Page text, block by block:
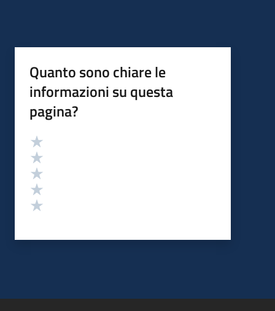
Quanto sono chiare le
informazioni su questa
pagina?
Valutazione